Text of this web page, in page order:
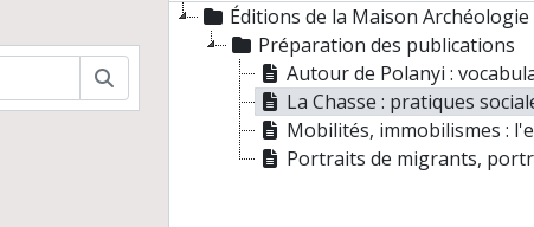
Éditions de la Maison
Préparation des publications
Autour de Polanyi :
La Chasse : pratiques
Mobilités, immobilismes :
Portraits de migrants,